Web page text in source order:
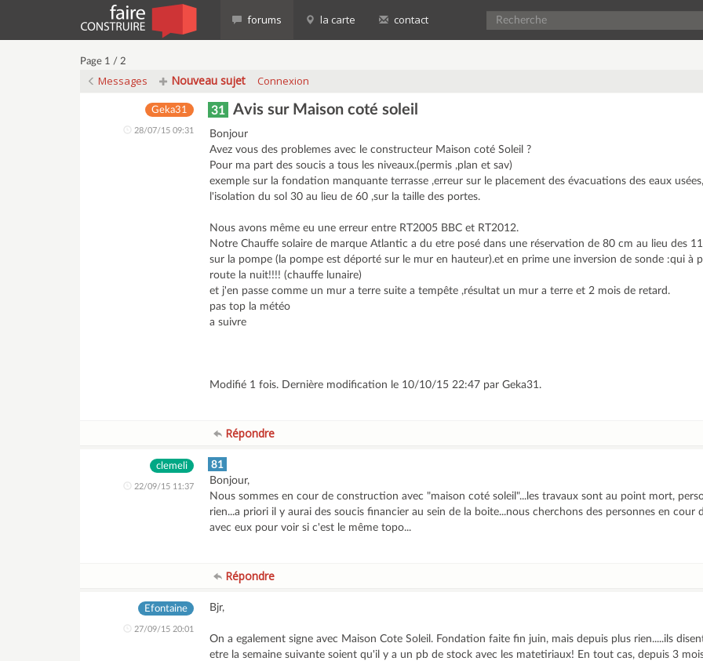
forums la carte contact
Page 1 / 2
Messages Nouveau sujet Connexion
Geka31
28/07/15 09:31
31 Avis sur Maison coté soleil
Bonjour
Avez vous des problemes avec le constructeur Maison coté Soleil ?
Pour ma part des soucis a tous les niveaux.(permis ,plan et sav)
exemple sur la fondation manquante terrasse ,erreur sur le placement des évacuations des eaux
l'isolation du sol 30 au lieu de 60 ,sur la taille des portes.
Nous avons même eu une erreur entre RT2005 BBC et RT2012.
Notre Chauffe solaire de marque Atlantic a du etre posé dans une réservation de 80 cm au lieu des
sur la pompe (la pompe est déporté sur le mur en hauteur).et en prime une inversion de sonde :qui à
route la nuit!!!! (chauffe lunaire)
et j'en passe comme un mur a terre suite a tempête ,résultat un mur a terre et 2 mois de retard.
pas top la météo
a suivre
Modifié 1 fois. Dernière modification le 10/10/15 22:47 par Geka31.
Répondre
clemeli
22/09/15 11:37
81
Bonjour,
Nous sommes en cour de construction avec "maison coté soleil"...les travaux sont au point mort,
rien...a priori il y aurai des soucis financier au sein de la boite...nous cherchons des personnes en cour
avec eux pour voir si c'est le même topo...
Répondre
Efontaine
27/09/15 20:01
Bjr,
On a egalement signe avec Maison Cote Soleil. Fondation faite fin juin, mais depuis plus rien.....ils
etre la semaine suivante soient qu'il y a un pb de stock avec les matetiriaux! En tout cas, depuis 3